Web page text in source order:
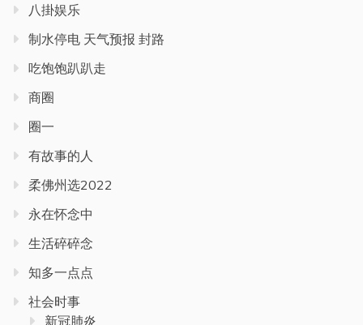
八掛娱乐
制水停电 天气预报 封路
吃饱饱趴趴走
商圈
圈一
有故事的人
柔佛州选2022
永在怀念中
生活碎碎念
知多一点点
社会时事
新冠肺炎